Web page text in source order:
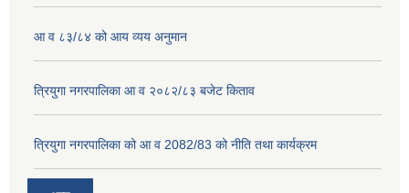
आ व ८३/८४ को आय व्यय अनुमान
त्रियुगा नगरपालिका आ व २०८२/८३ बजेट किताव
त्रियुगा नगरपालिका को आ व 2082/83 को नीति तथा कार्यक्रम